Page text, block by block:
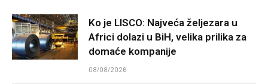
Ko je LISCO: Najveća željezara u
Africi dolazi u BiH, velika prilika za
domaće kompanije
08/08/2026